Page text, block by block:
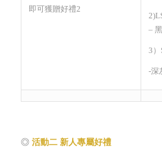
即可獲贈好禮2
–
3）
-深
◎ 活動二 新人專屬好禮